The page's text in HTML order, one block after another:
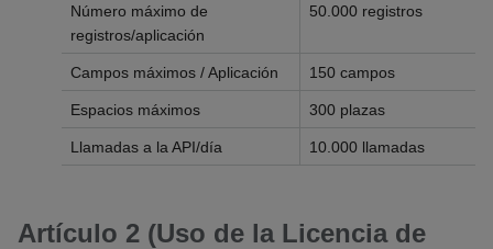
Número máximo de
registros/aplicación
50.000 registros
Campos máximos / Aplicación 150 campos
Espacios máximos 300 plazas
Llamadas a la API/día 10.000 llamadas
Artículo 2 (Uso de la Licencia de